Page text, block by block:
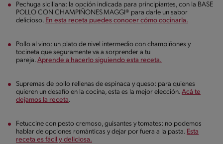
Pechuga siciliana: la opción indicada para principiantes, con la BASE
POLLO CON CHAMPIÑONES MAGGI® para darle un sabor
delicioso. En esta receta puedes conocer cómo cocinarla.
Pollo al vino: un plato de nivel intermedio con champiñones y
tocineta que seguramente va a sorprender a tu
pareja. Aprende a hacerlo siguiendo esta receta.
Supremas de pollo rellenas de espinaca y queso: para quienes
quieren un desafío en la cocina, esta es la mejor elección. Acá te
dejamos la receta.
Fetuccine con pesto cremoso, guisantes y tomates: no podemos
hablar de opciones románticas y dejar por fuera a la pasta. Esta
receta es fácil y deliciosa.